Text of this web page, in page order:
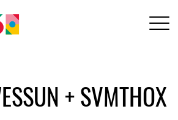
+ SVMTHOX